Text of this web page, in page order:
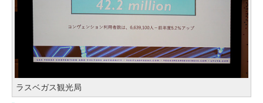
ラスベガス観光局